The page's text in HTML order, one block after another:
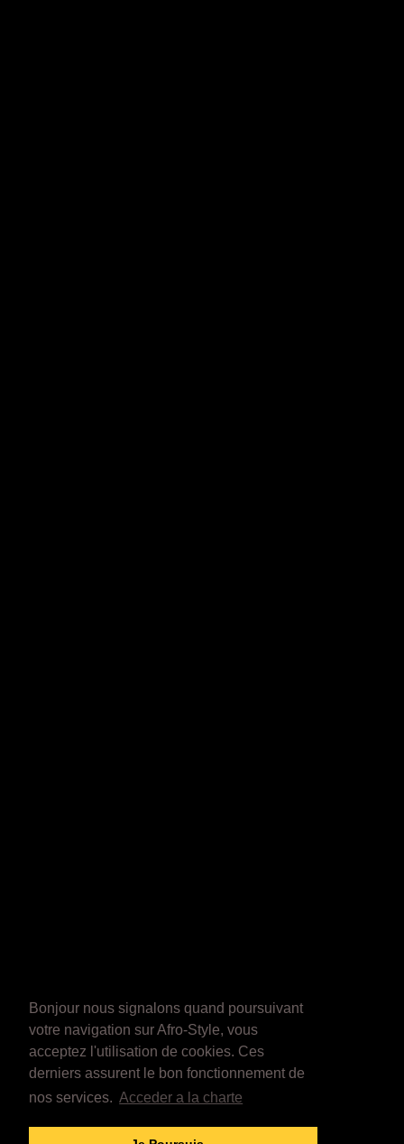
Bonjour nous signalons quand poursuivant
votre navigation sur Afro-Style, vous
acceptez l'utilisation de cookies. Ces
derniers assurent le bon fonctionnement de
nos services. Acceder a la charte